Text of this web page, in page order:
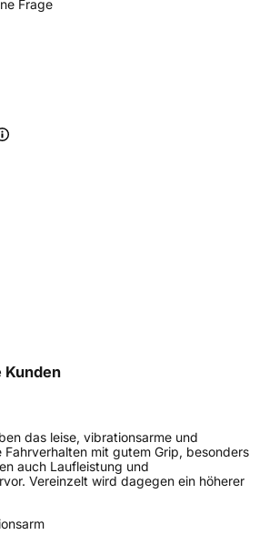
Frage
Kunden
das leise, vibrationsarme und
Fahrverhalten mit gutem Grip, besonders
auch Laufleistung und
Vereinzelt wird dagegen ein höherer